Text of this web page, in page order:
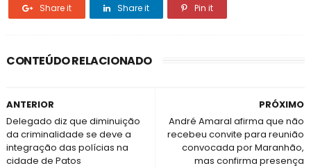
Share it Share it Pin it
CONTEÚDO RELACIONADO
PRÓXIMO
André Amaral afirma que não
recebeu convite para reunião
convocada por Maranhão,
mas confirma presença
ANTERIOR
Delegado diz que diminuição
da criminalidade se deve a
integração das polícias na
cidade de Patos